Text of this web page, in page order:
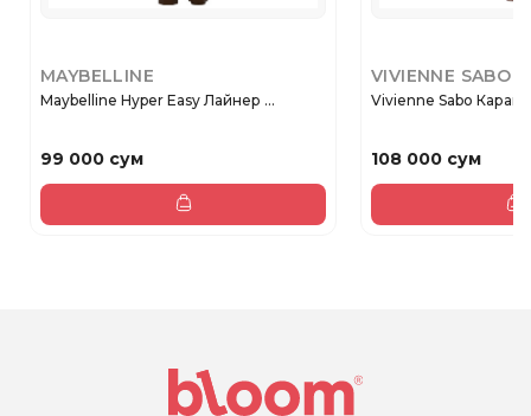
MAYBELLINE
Maybelline Hyper Easy Лайнер ...
99 000 сум
VIVIENNE SABO
Vivienne Sabo
108 000 сум